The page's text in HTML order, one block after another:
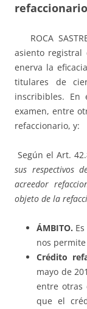
ROCA
asiento registral
enerva la
titulares de
inscribibles. En
examen, entre
refaccionario, y:
Según el Art.
sus respectivos
acreedor
objeto de la
ÁMBITO.
nos
Crédito
mayo de
entre otras
que el